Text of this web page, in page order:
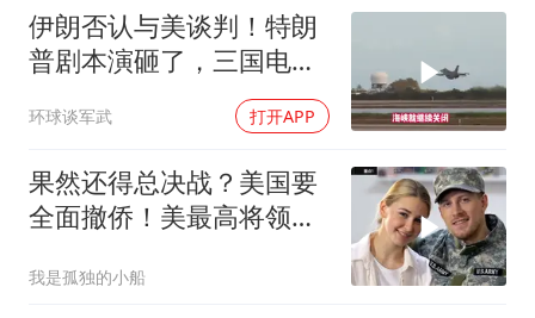
伊朗否认与美谈判！特朗
普剧本演砸了，三国电话
环球谈军武 打开APP
果然还得总决战？美国要
全面撤侨！美最高将领：
我是孤独的小船